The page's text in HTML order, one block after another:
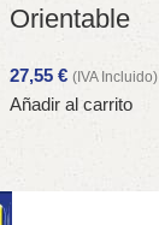
Orientable
27,55 € (IVA Incluido)
Añadir al carrito